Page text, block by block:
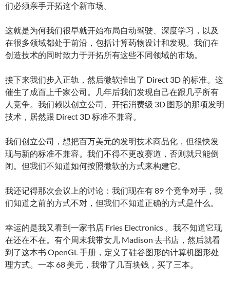
们必须亲手开拓这个新市场。
这就是为何我们很早就开始布局自动驾驶、深度学习，以及
在很多领域都处于前沿，包括计算药物设计和发现。我们在
创造技术的同时致力于开拓所有这些不同领域的市场。
接下来我们步入正轨，然后微软推出了 Direct 3D 的标准。这
催生了成百上千家公司。几年后我们发现自己在跟几乎所有
人竞争。我们赖以创立公司、开拓消费级 3D 图形的那项发明
技术，居然跟 Direct 3D 标准不兼容。
我们创立公司，想把百万美元的发明技术商品化，但很快发
现与新的标准不兼容。我们不得不更改赛道，否则就只能倒
闭。但我们不知道如何按照微软的方式来构建它。
我还记得那次会议上的讨论：我们现在有 89 个竞争对手，我
们知道之前的方式不对，但我们不知道正确的方式是什么。
幸运的是我又看到一家书店 Fries Electronics 。我不知道它现
在还在不在。有个周末我带女儿 Madison 去书店，然后就看
到了这本书 OpenGL 手册，定义了硅谷图形的计算机图形处
理方式。一本 68 美元，我带了几百块钱，买了三本。